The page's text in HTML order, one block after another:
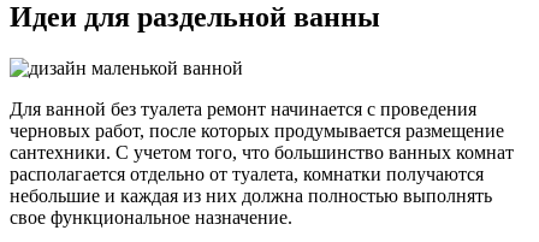
Идеи для раздельной ванны
Для ванной без туалета ремонт начинается с проведения
черновых работ, после которых продумывается размещение
сантехники. С учетом того, что большинство ванных комнат
располагается отдельно от туалета, комнатки получаются
небольшие и каждая из них должна полностью выполнять
свое функциональное назначение.